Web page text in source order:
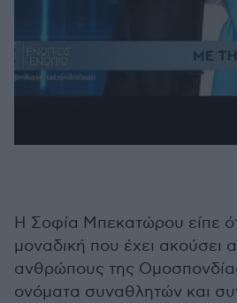
Η Σοφία Μπεκατώρου είπε
μοναδική που έχει ακούσει
ανθρώπους της
ονόματα συναθλητών και